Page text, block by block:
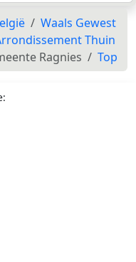
Waals Gewest
Thuin
Ragnies Top